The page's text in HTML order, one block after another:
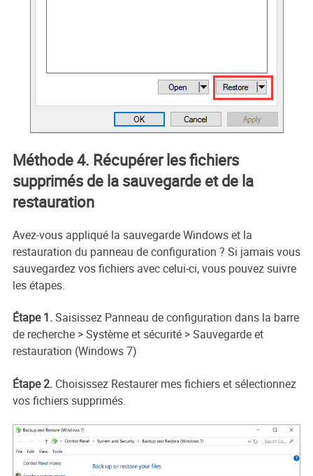
Méthode 4. Récupérer les fichiers
supprimés de la sauvegarde et de la
restauration
Avez-vous appliqué la sauvegarde Windows et la
restauration du panneau de configuration ? Si jamais vous
sauvegardez vos fichiers avec celui-ci, vous pouvez suivre
les étapes.
Étape 1.Saisissez Panneau de configuration dans la barre
de recherche > Système et sécurité > Sauvegarde et
restauration (Windows 7)
Étape 2.Choisissez Restaurer mes fichiers et sélectionnez
vos fichiers supprimés.